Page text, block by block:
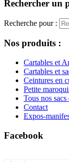
Rechercher un
Recherche pour :
Nos produits :
Cartables et
Cartables et
Ceintures en
Petite
Tous nos
Contact
Expos-
Facebook